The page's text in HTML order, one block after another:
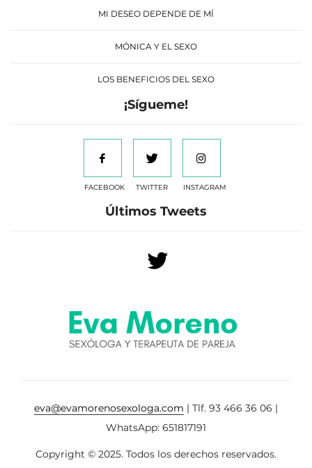
MI DESEO DEPENDE DE MÍ
MÓNICA Y EL SEXO
LOS BENEFICIOS DEL SEXO
¡Sígueme!
FACEBOOK TWITTER INSTAGRAM
Últimos Tweets
eva@evamorenosexologa.com | Tlf. 93 466 36 06 |
WhatsApp: 651817191
Copyright © 2025. Todos los derechos reservados.